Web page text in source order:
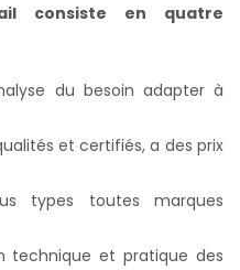
consiste en quatre
du besoin adapter à
et certifiés, a des prix
types toutes marques
technique et pratique des